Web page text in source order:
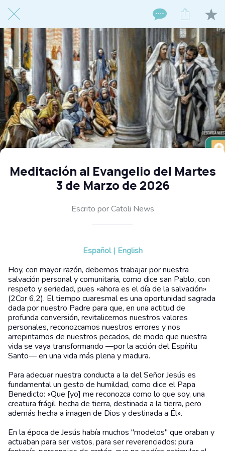
Meditación al Evangelio del Martes
3 de Marzo de 2026
Escrito por Catoli News
Español | English
Hoy, con mayor razón, debemos trabajar por nuestra
salvación personal y comunitaria, como dice san Pablo, con
respeto y seriedad, pues «ahora es el día de la salvación»
(2Cor 6,2). El tiempo cuaresmal es una oportunidad sagrada
dada por nuestro Padre para que, en una actitud de
profunda conversión, revitalicemos nuestros valores
personales, reconozcamos nuestros errores y nos
arrepintamos de nuestros pecados, de modo que nuestra
vida se vaya transformando —por la acción del Espíritu
Santo— en una vida más plena y madura.
Para adecuar nuestra conducta a la del Señor Jesús es
fundamental un gesto de humildad, como dice el Papa
Benedicto: «Que [yo] me reconozca como lo que soy, una
creatura frágil, hecha de tierra, destinada a la tierra, pero
además hecha a imagen de Dios y destinada a Él».
En la época de Jesús había muchos "modelos" que oraban y
actuaban para ser vistos, para ser reverenciados: pura